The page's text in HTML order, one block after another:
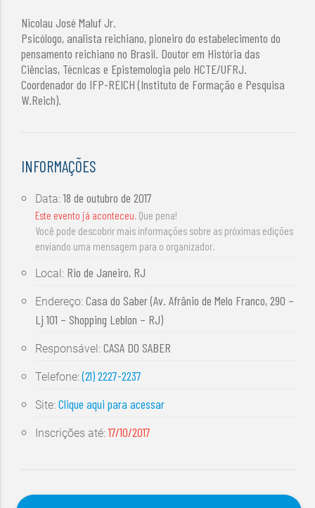
Nicolau José Maluf Jr.
Psicólogo, analista reichiano, pioneiro do estabelecimento do
pensamento reichiano no Brasil. Doutor em História das
Ciências, Técnicas e Epistemologia pelo HCTE/UFRJ.
Coordenador do IFP-REICH (Instituto de Formação e Pesquisa
W.Reich).
INFORMAÇÕES
Data:18 de outubro de 2017
Este evento já aconteceu. Que pena!
Você pode descobrir mais informações sobre as próximas edições
enviando uma mensagem para o organizador.
Local: Rio de Janeiro, RJ
Endereço:Casa do Saber (Av. Afrânio de Melo Franco, 290 –
Lj 101 – Shopping Leblon – RJ)
Responsável:CASA DO SABER
Telefone:(21) 2227-2237
Site:Clique aqui para acessar
Inscrições até:17/10/2017